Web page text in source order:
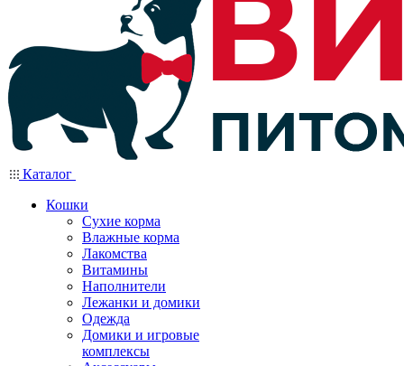
Каталог
Кошки
Сухие корма
Влажные корма
Лакомства
Витамины
Наполнители
Лежанки и домики
Одежда
Домики и игровые
комплексы